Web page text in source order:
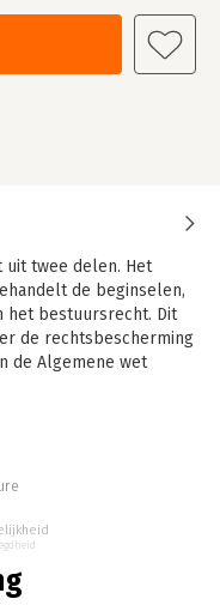
uit twee delen. Het
de beginselen,
het bestuursrecht. Dit
de rechtsbescherming
de Algemene wet
biedt en op
los van elkaar worden
voor het hele
2 zijn de